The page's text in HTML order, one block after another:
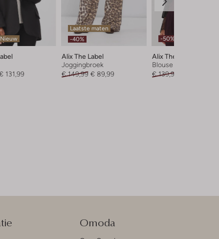
Nieuw
131,99
Laatste maten
-40%
Alix The Label
Joggingbroek
€ 149,99 € 89,99
-50%
Alix The Label
Blouse
€ 139,99
Omoda